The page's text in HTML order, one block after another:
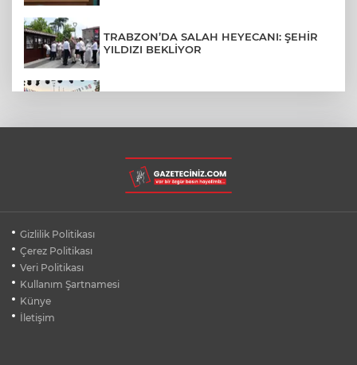
TRABZON’DA SALAH HEYECANI: ŞEHİR
YILDIZI BEKLİYOR
LGS YERLEŞTİRME SONUÇLARI
AÇIKLANDI! İŞTE TÜM TARİHLER
BURSA FESTİVALİ'NDE MUHTEŞEM
Gizlilik Politikası
Çerez Politikası
Veri Politikası
Kullanım Şartnamesi
Künye
İletişim